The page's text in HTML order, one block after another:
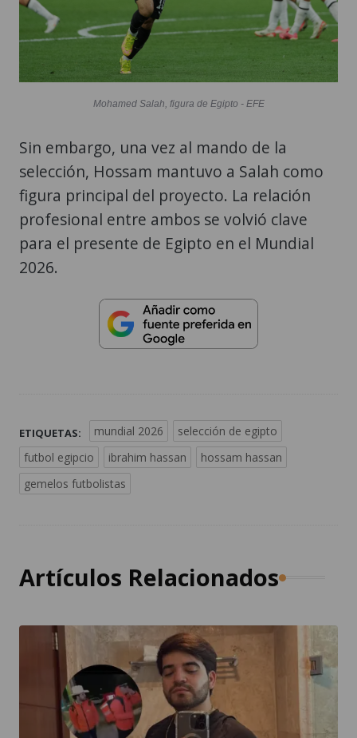
Mohamed Salah, figura de Egipto - EFE
Sin embargo, una vez al mando de la
selección, Hossam mantuvo a Salah como
figura principal del proyecto. La relación
profesional entre ambos se volvió clave
para el presente de Egipto en el Mundial
2026.
ETIQUETAS: mundial 2026
selección de egipto
futbol egipcio
ibrahim hassan
hossam hassan
gemelos futbolistas
Artículos Relacionados